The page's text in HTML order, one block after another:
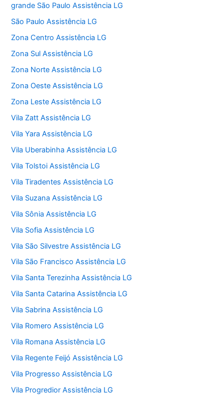
grande São Paulo Assistência LG
São Paulo Assistência LG
Zona Centro Assistência LG
Zona Sul Assistência LG
Zona Norte Assistência LG
Zona Oeste Assistência LG
Zona Leste Assistência LG
Vila Zatt Assistência LG
Vila Yara Assistência LG
Vila Uberabinha Assistência LG
Vila Tolstoi Assistência LG
Vila Tiradentes Assistência LG
Vila Suzana Assistência LG
Vila Sônia Assistência LG
Vila Sofia Assistência LG
Vila São Silvestre Assistência LG
Vila São Francisco Assistência LG
Vila Santa Terezinha Assistência LG
Vila Santa Catarina Assistência LG
Vila Sabrina Assistência LG
Vila Romero Assistência LG
Vila Romana Assistência LG
Vila Regente Feijó Assistência LG
Vila Progresso Assistência LG
Vila Progredior Assistência LG